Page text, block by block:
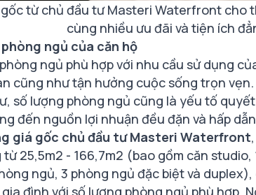
từ chủ đầu tư Masteri Waterfront cho
cùng nhiều ưu đãi và tiện ích
ngủ của căn hộ
ngủ phù hợp với nhu cầu sử dụng
cũng như tận hưởng cuộc sống trọn
số lượng phòng ngủ cũng là yếu tố
đến nguồn lợi nhuận đều đặn và hấp
giá gốc chủ đầu tư Masteri Waterfront
25,5m2 - 166,7m2 (bao gồm căn
ngủ, 3 phòng ngủ đặc biệt và
đình với số lượng phòng ngủ phù hợp.